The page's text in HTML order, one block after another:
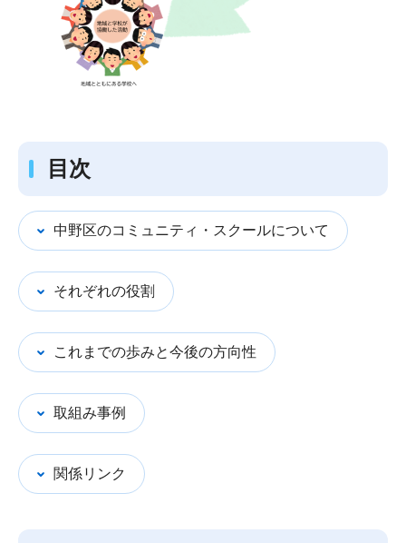
目次
中野区のコミュニティ・スクールについて
それぞれの役割
これまでの歩みと今後の方向性
取組み事例
関係リンク